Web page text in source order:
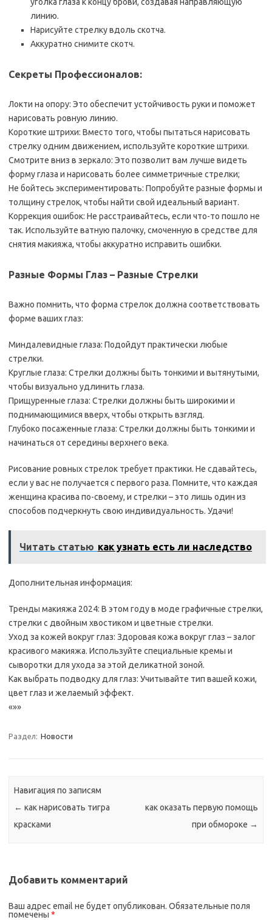
линию.
Нарисуйте стрелку вдоль скотча.
Аккуратно снимите скотч.
Секреты Профессионалов:
Локти на опору: Это обеспечит устойчивость руки и поможет
нарисовать ровную линию.
Короткие штрихи: Вместо того, чтобы пытаться нарисовать
стрелку одним движением, используйте короткие штрихи.
Смотрите вниз в зеркало: Это позволит вам лучше видеть
форму глаза и нарисовать более симметричные стрелки;
Не бойтесь экспериментировать: Попробуйте разные формы и
толщину стрелок, чтобы найти свой идеальный вариант.
Коррекция ошибок: Не расстраивайтесь, если что-то пошло не
так. Используйте ватную палочку, смоченную в средстве для
снятия макияжа, чтобы аккуратно исправить ошибки.
Разные Формы Глаз – Разные Стрелки
Важно помнить, что форма стрелок должна соответствовать
форме ваших глаз:
Миндалевидные глаза: Подойдут практически любые
стрелки.
Круглые глаза: Стрелки должны быть тонкими и вытянутыми,
чтобы визуально удлинить глаза.
Прищуренные глаза: Стрелки должны быть широкими и
поднимающимися вверх, чтобы открыть взгляд.
Глубоко посаженные глаза: Стрелки должны быть тонкими и
начинаться от середины верхнего века.
Рисование ровных стрелок требует практики. Не сдавайтесь,
если у вас не получается с первого раза. Помните, что каждая
женщина красива по-своему, и стрелки – это лишь один из
способов подчеркнуть свою индивидуальность. Удачи!
Читать статью как узнать есть ли наследство
Дополнительная информация:
Тренды макияжа 2024: В этом году в моде графичные стрелки,
стрелки с двойным хвостиком и цветные стрелки.
Уход за кожей вокруг глаз: Здоровая кожа вокруг глаз – залог
красивого макияжа. Используйте специальные кремы и
сыворотки для ухода за этой деликатной зоной.
Как выбрать подводку для глаз: Учитывайте тип вашей кожи,
цвет глаз и желаемый эффект.
«»»
Раздел: Новости
Навигация по записям
← как нарисовать тигра
красками
как оказать первую помощь
при обмороке →
Добавить комментарий
Ваш адрес email не будет опубликован. Обязательные поля
помечены *